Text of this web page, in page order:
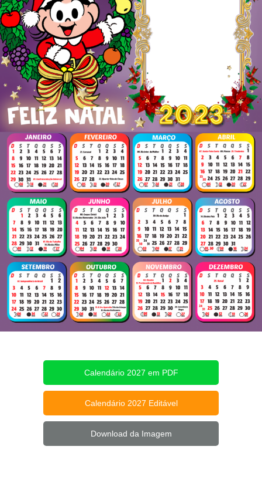
Calendário 2027 em PDF
Calendário 2027 Editável
Download da Imagem